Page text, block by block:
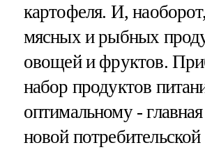
картофеля. И,
мясных и рыбных
овощей и фруктов.
набор продуктов
оптимальному - главная
новой